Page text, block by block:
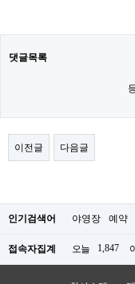
댓글목록
이전글 다음글
인기검색어 야영장 예약
접속자집계 오늘 1,847